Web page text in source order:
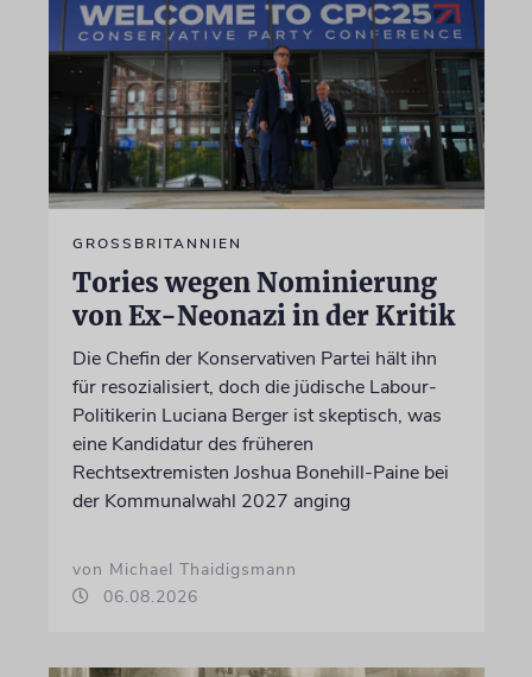
GROSSBRITANNIEN
Tories wegen Nominierung
von Ex-Neonazi in der Kritik
Die Chefin der Konservativen Partei hält ihn
für resozialisiert, doch die jüdische Labour-
Politikerin Luciana Berger ist skeptisch, was
eine Kandidatur des früheren
Rechtsextremisten Joshua Bonehill-Paine bei
der Kommunalwahl 2027 anging
von Michael Thaidigsmann
06.08.2026